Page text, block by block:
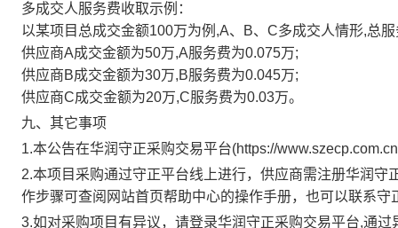
多成交人服务费收取示例：
以某项目总成交金额100万为例,A、B、C多成交人情形,总
供应商A成交金额为50万,A服务费为0.075万;
供应商B成交金额为30万,B服务费为0.045万;
供应商C成交金额为20万,C服务费为0.03万。
九、其它事项
1.本公告在华润守正采购交易平台(https://
2.本项目采购通过守正平台线上进行，供应商需注册华润守
作步骤可查阅网站首页帮助中心的操作手册，也可以联系守
3.如对采购项目有异议，请登录华润守正采购交易平台,通过